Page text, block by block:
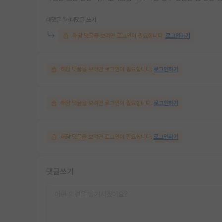
대댓글 1개 대댓글 쓰기
해당 댓글을 보려면 로그인이 필요합니다. 로그인하기
해당 댓글을 보려면 로그인이 필요합니다. 로그인하기
해당 댓글을 보려면 로그인이 필요합니다. 로그인하기
해당 댓글을 보려면 로그인이 필요합니다. 로그인하기
댓글쓰기